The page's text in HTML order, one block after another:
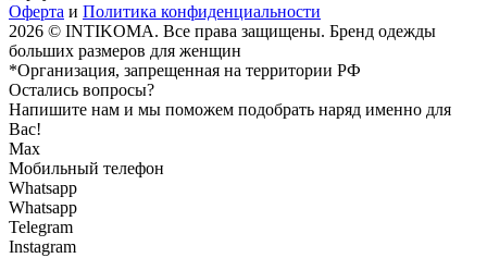
Оферта и Политика конфиденциальности
2026 © INTIKOMA. Все права защищены. Бренд одежды
больших размеров для женщин
*Организация, запрещенная на территории РФ
Остались вопросы?
Напишите нам и мы поможем подобрать наряд именно для
Вас!
Max
Мобильный телефон
Whatsapp
Whatsapp
Telegram
Instagram